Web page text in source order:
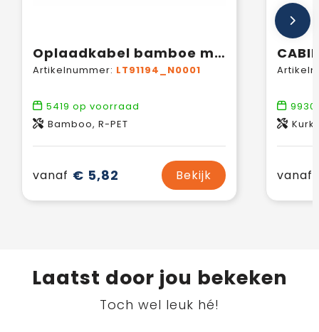
Oplaadkabel bamboe met R-PET
Artikelnummer: LT91194_N0001
5419 op voorraad
Bamboo, R-PET
vanaf € 5,82 Bekijk
9930
Kurk
vanaf
Laatst door jou bekeken
Toch wel leuk hé!